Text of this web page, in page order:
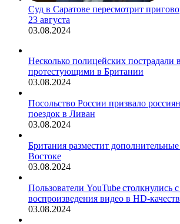
Суд в Саратове пересмотрит
23 августа
03.08.2024
Несколько полицейских пострадали
протестующими в Британии
03.08.2024
Посольство России призвало
поездок в Ливан
03.08.2024
Британия разместит
Востоке
03.08.2024
Пользователи YouTube столкнулись
воспроизведения видео в HD-
03.08.2024